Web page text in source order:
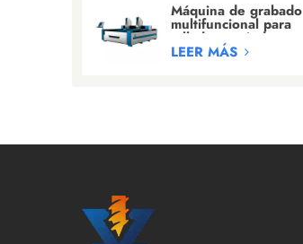
Máquina de grabado
multifuncional para
tallado en piedra y
grabado de letras
LEER MÁS